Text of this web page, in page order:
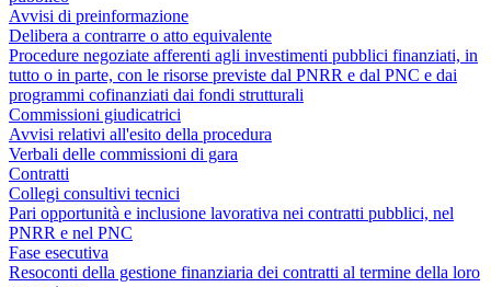
Avvisi di preinformazione
Delibera a contrarre o atto equivalente
Procedure negoziate afferenti agli investimenti pubblici finanziati, in
tutto o in parte, con le risorse previste dal PNRR e dal PNC e dai
programmi cofinanziati dai fondi strutturali
Commissioni giudicatrici
Avvisi relativi all'esito della procedura
Verbali delle commissioni di gara
Contratti
Collegi consultivi tecnici
Pari opportunità e inclusione lavorativa nei contratti pubblici, nel
PNRR e nel PNC
Fase esecutiva
Resoconti della gestione finanziaria dei contratti al termine della loro